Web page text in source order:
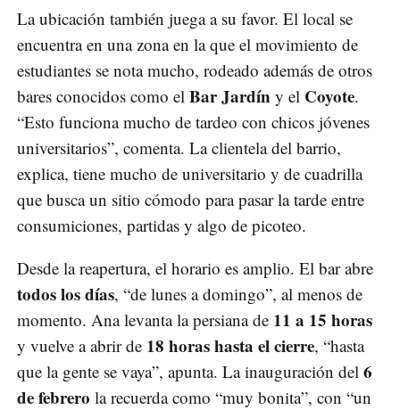
La ubicación también juega a su favor. El local se
encuentra en una zona en la que el movimiento de
estudiantes se nota mucho, rodeado además de otros
bares conocidos como el Bar Jardín y el Coyote.
“Esto funciona mucho de tardeo con chicos jóvenes
universitarios”, comenta. La clientela del barrio,
explica, tiene mucho de universitario y de cuadrilla
que busca un sitio cómodo para pasar la tarde entre
consumiciones, partidas y algo de picoteo.
Desde la reapertura, el horario es amplio. El bar abre
todos los días, “de lunes a domingo”, al menos de
momento. Ana levanta la persiana de 11 a 15 horas
y vuelve a abrir de 18 horas hasta el cierre, “hasta
que la gente se vaya”, apunta. La inauguración del 6
de febrero la recuerda como “muy bonita”, con “un